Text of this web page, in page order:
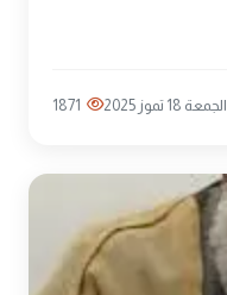
الجمعة 18 تموز 2025 1871